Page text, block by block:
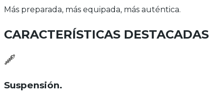
Más preparada, más equipada, más auténtica.
CARACTERÍSTICAS DESTACADAS
Suspensión.